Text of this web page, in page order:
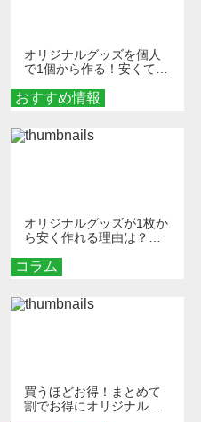
おすすめ情報
オリジナルグッズを個人
で1個から作る！安くて簡
秘訣
コラム
オリジナルグッズが1枚か
ら安く作れる理由は？オ
とメリットを解説
買うほどお得！まとめて
割でお得にオリジナルグ